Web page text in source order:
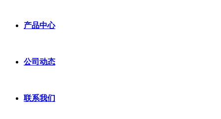
产品中心
公司动态
联系我们